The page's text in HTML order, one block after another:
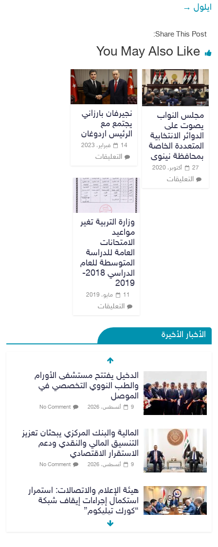
ايلول →
Share This Post:
You May Also Like
مجلس النواب
يصوت على
الدوائر الانتخابية
المتعددة الخاصة
بمحافظة نينوى
27 أكتوبر، 2020
التعليقات
نجيرفان بارزاني
يجتمع مع
الرئيس اردوغان
14 فبراير، 2023
التعليقات
وزارة التربية تغير
مواعيد
الامتحانات
العامة للدراسة
المتوسطة للعام
الدراسي 2018-
2019
11 مايو، 2019
التعليقات
الأخبار الأخيرة
المالية والبنك المركزي يبحثان تعزيز
التنسيق المالي والنقدي ودعم
الاستقرار الاقتصادي
9 أغسطس، 2026 No Comment
هيئة الإعلام والاتصالات: استمرار
استكمال إجراءات إيقاف شبكة
“كورك تيليكوم”
9 أغسطس، 2026 No Comment
مرور أربيل تعلن تفاصيل ورسوم
تظليل زجاج السيارات
9 أغسطس، 2026